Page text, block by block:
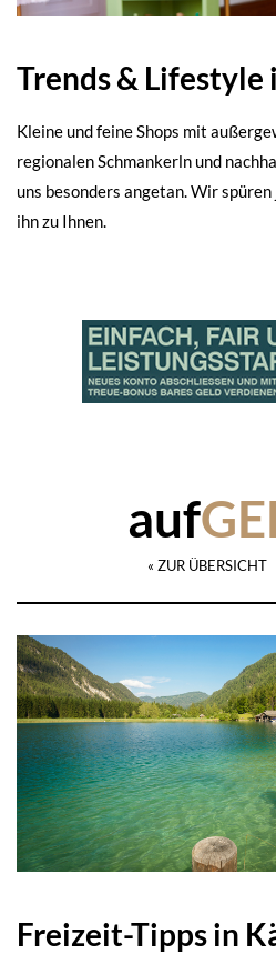
Trends & Lifestyle
Kleine und feine Shops mit
regionalen Schmankerln und
uns besonders angetan. Wir
ihn zu Ihnen.
auf
« ZUR ÜBERSICHT
Freizeit-Tipps in